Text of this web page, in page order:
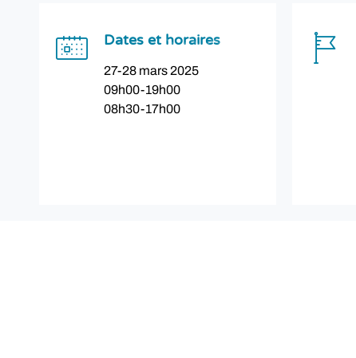
Dates et horaires
27-28 mars 2025
09h00-19h00
08h30-17h00